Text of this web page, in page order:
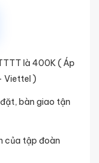
là 400K ( Áp
Viettel )
bàn giao tận
của tập đoàn